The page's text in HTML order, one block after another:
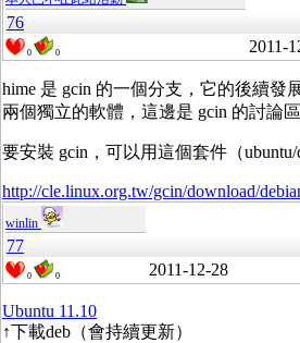
76
0 0 2011-
hime 是 gcin 的一個分支，它的後續發
兩個獨立的軟體，這邊是 gcin 的討論區
要安裝 gcin，可以用這個套件（ubuntu/
http://cle.linux.org.tw/gcin/download/
winlin
77
0 0 2011-12-28
Ubuntu 11.10
↑下載deb（會持續更新）